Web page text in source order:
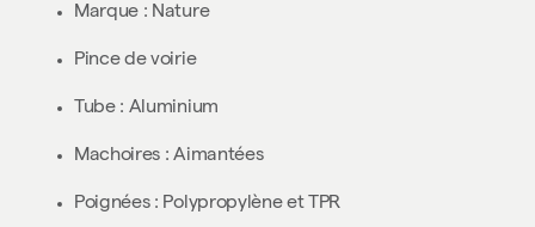
Marque : Nature
Pince de voirie
Tube : Aluminium
Machoires : Aimantées
Poignées : Polypropylène et TPR